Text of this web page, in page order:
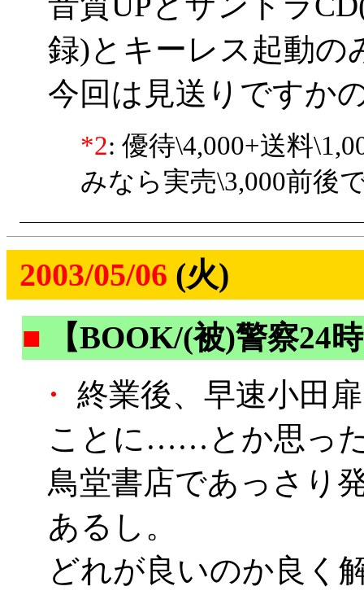
録)とキーレス起動の
今回は見送りですか
*2: 優待\4,000+送料
みなら実売\3,000前後
2003/05/06 (火)
■
【BOOK/(被)警察24
・
終業後、早速小田
ことに……とか思っ
鳥堂書店であっさり
あるし。
どれが良いのか良く